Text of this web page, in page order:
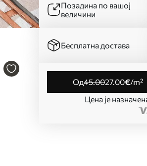
Позадина по вашој
величини
Бесплатна достава
од45.0027.00€/m²
Цена је